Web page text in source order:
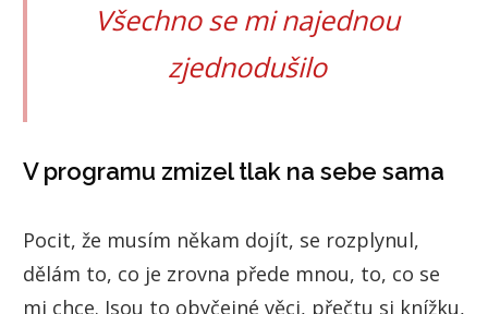
Všechno se mi najednou
zjednodušilo
V programu zmizel tlak na sebe sama
Pocit, že musím někam dojít, se rozplynul,
dělám to, co je zrovna přede mnou, to, co se
mi chce. Jsou to obyčejné věci, přečtu si knížku,